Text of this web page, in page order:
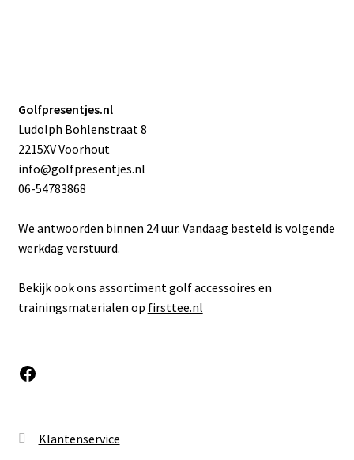
Golfpresentjes.nl
Ludolph Bohlenstraat 8
2215XV Voorhout
info@golfpresentjes.nl
06-54783868
We antwoorden binnen 24 uur. Vandaag besteld is volgende
werkdag verstuurd.
Bekijk ook ons assortiment golf accessoires en
trainingsmaterialen op firsttee.nl
Facebook
Klantenservice